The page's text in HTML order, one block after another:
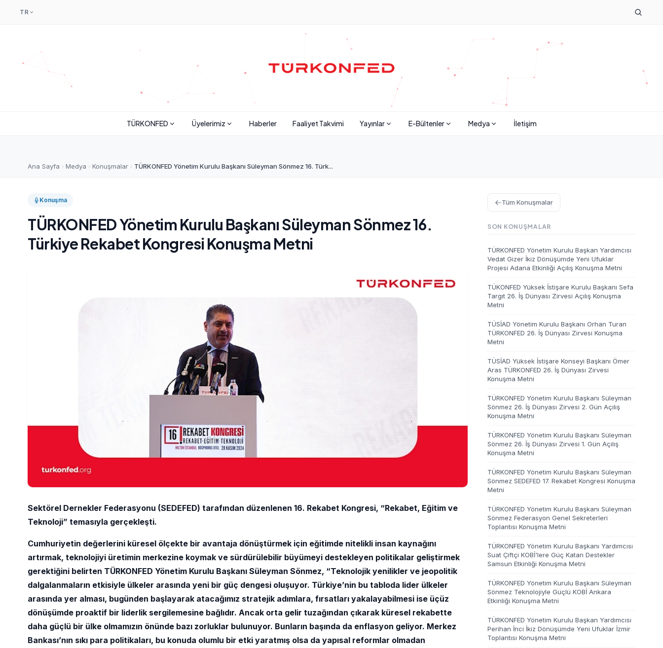
TR
TÜRKONFED Üyelerimiz Haberler Faaliyet Takvimi Yayınlar E-Bültenler Medya İletişim
Ana Sayfa Medya Konuşmalar TÜRKONFED Yönetim Kurulu Başkanı Süleyman Sönmez 16. Türk...
Konuşma
TÜRKONFED Yönetim Kurulu Başkanı Süleyman Sönmez 16.
Türkiye Rekabet Kongresi Konuşma Metni
Sektörel Dernekler Federasyonu (SEDEFED) tarafından düzenlenen 16. Rekabet Kongresi, “Rekabet, Eğitim ve
Teknoloji” temasıyla gerçekleşti.
Cumhuriyetin değerlerini küresel ölçekte bir avantaja dönüştürmek için eğitimde nitelikli insan kaynağını
artırmak, teknolojiyi üretimin merkezine koymak ve sürdürülebilir büyümeyi destekleyen politikalar geliştirmek
gerektiğini belirten TÜRKONFED Yönetim Kurulu Başkanı Süleyman Sönmez, “Teknolojik yenilikler ve jeopolitik
dalgalanmaların etkisiyle ülkeler arasında yeni bir güç dengesi oluşuyor. Türkiye’nin bu tabloda lider ülkeler
arasında yer alması, bugünden başlayarak atacağımız stratejik adımlara, fırsatları yakalayabilmesi ise üçüz
dönüşümde proaktif bir liderlik sergilemesine bağlıdır. Ancak orta gelir tuzağından çıkarak küresel rekabette
daha güçlü bir ülke olmamızın önünde bazı zorluklar bulunuyor. Bunların başında da enflasyon geliyor. Merkez
Bankası’nın sıkı para politikaları, bu konuda olumlu bir etki yaratmış olsa da yapısal reformlar olmadan
Tüm Konuşmalar
SON KONUŞMALAR
TÜRKONFED Yönetim Kurulu Başkan Yardımcısı
Vedat Gizer İkiz Dönüşümde Yeni Ufuklar
Projesi Adana Etkinliği Açılış Konuşma Metni
TÜKONFED Yüksek İstişare Kurulu Başkanı Sefa
Targıt 26. İş Dünyası Zirvesi Açılış Konuşma
Metni
TÜSİAD Yönetim Kurulu Başkanı Orhan Turan
TÜRKONFED 26. İş Dünyası Zirvesi Konuşma
Metni
TÜSİAD Yüksek İstişare Konseyi Başkanı Ömer
Aras TÜRKONFED 26. İş Dünyası Zirvesi
Konuşma Metni
TÜRKONFED Yönetim Kurulu Başkanı Süleyman
Sönmez 26. İş Dünyası Zirvesi 2. Gün Açılış
Konuşma Metni
TÜRKONFED Yönetim Kurulu Başkanı Süleyman
Sönmez 26. İş Dünyası Zirvesi 1. Gün Açılış
Konuşma Metni
TÜRKONFED Yönetim Kurulu Başkanı Süleyman
Sönmez SEDEFED 17. Rekabet Kongresi Konuşma
Metni
TÜRKONFED Yönetim Kurulu Başkanı Süleyman
Sönmez Federasyon Genel Sekreterleri
Toplantısı Konuşma Metni
TÜRKONFED Yönetim Kurulu Başkanı Yardımcısı
Suat Çiftçi KOBİ'lere Güç Katan Destekler
Samsun Etkinliği Konuşma Metni
TÜRKONFED Yönetim Kurulu Başkanı Süleyman
Sönmez Teknolojiyle Güçlü KOBİ Ankara
Etkinliği Konuşma Metni
TÜRKONFED Yönetim Kurulu Başkan Yardımcısı
Perihan İnci İkiz Dönüşümde Yeni Ufuklar İzmir
Toplantısı Konuşma Metni